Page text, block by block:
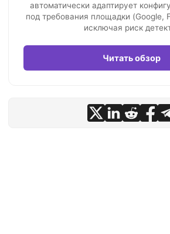
автоматически адаптирует
под требования площадки (Google,
исключая риск
Читать обзор